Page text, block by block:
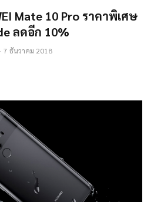
Mate 10 Pro ราคาพิเศษ
ลดอีก 10%
7 ธันวาคม 2018